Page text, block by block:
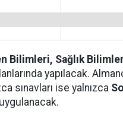
Bilimleri, Sağlık
yapılacak.
sınavları ise yalnızca